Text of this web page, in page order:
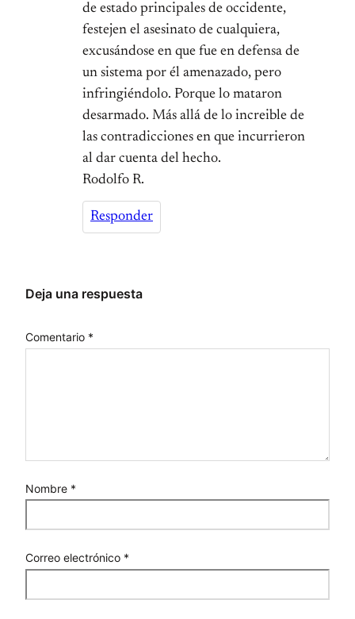
de estado principales de occidente,
festejen el asesinato de cualquiera,
excusándose en que fue en defensa de
un sistema por él amenazado, pero
infringiéndolo. Porque lo mataron
desarmado. Más allá de lo increible de
las contradicciones en que incurrieron
al dar cuenta del hecho.
Rodolfo R.
Responder
Deja una respuesta
Comentario *
Nombre *
Correo electrónico *